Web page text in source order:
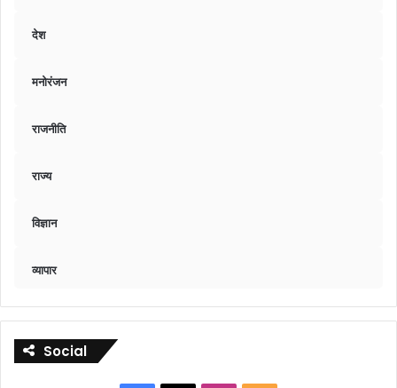
देश
मनोरंजन
राजनीति
राज्य
विज्ञान
व्यापार
Social